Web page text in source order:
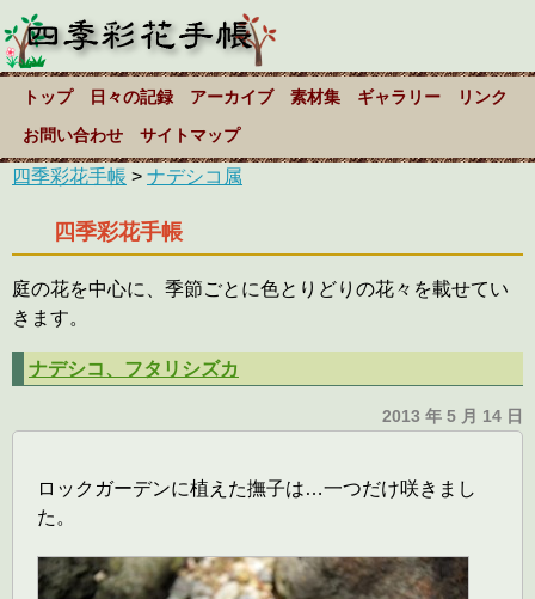
トップ 日々の記録 アーカイブ 素材集 ギャラリー リンク
お問い合わせ サイトマップ
四季彩花手帳 > ナデシコ属
四季彩花手帳
庭の花を中心に、季節ごとに色とりどりの花々を載せてい
きます。
ナデシコ、フタリシズカ
2013 年 5 月 14 日
ロックガーデンに植えた撫子は…一つだけ咲きまし
た。